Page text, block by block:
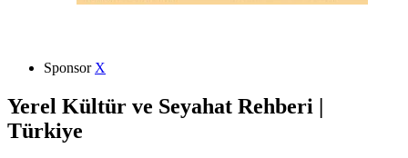
SponsorX
Yerel Kültür ve Seyahat Rehberi |
Türkiye